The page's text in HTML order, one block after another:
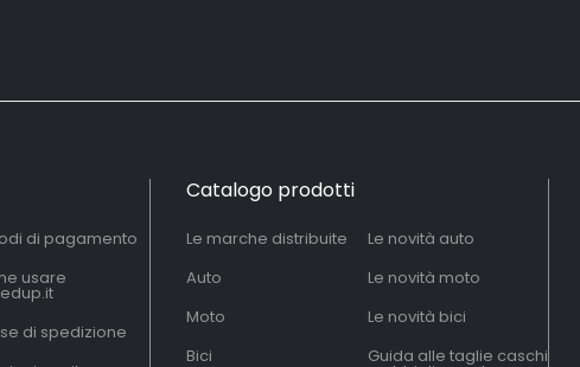
di pagamento
usare
di spedizione
Catalogo prodotti
Le marche distribuite
Auto
Moto
Bici
Le novità auto
Le novità moto
Le novità bici
Guida alle taglie caschi